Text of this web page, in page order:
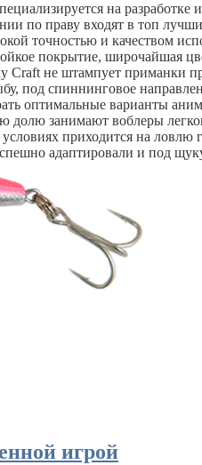
на
по праву входят в топ
точностью и качеством
покрытие, широчайшая
Craft не штампует приманки
под спиннинговое
оптимальные варианты
занимают воблеры
приходится на ловлю
адаптировали и под
игрой